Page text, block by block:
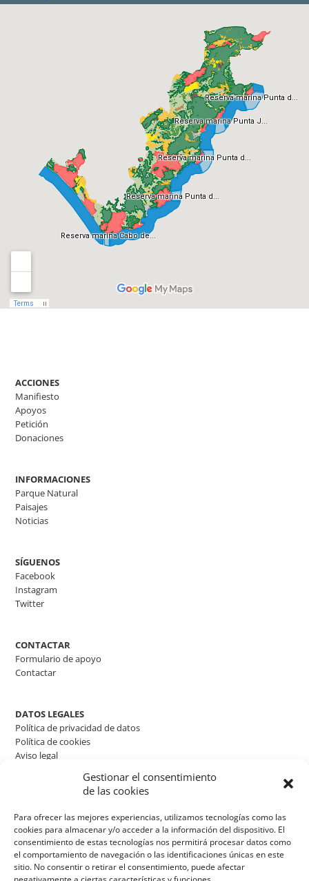
Gestionar el consentimiento
de las cookies
Para ofrecer las mejores experiencias, utilizamos tecnologías como las
cookies para almacenar y/o acceder a la información del dispositivo. El
consentimiento de estas tecnologías nos permitirá procesar datos como
el comportamiento de navegación o las identificaciones únicas en este
sitio. No consentir o retirar el consentimiento, puede afectar
ACCIONES
Manifiesto
Apoyos
Petición
Donaciones
INFORMACIONES
Parque Natural
Paisajes
Noticias
SÍGUENOS
Facebook
Instagram
Twitter
CONTACTAR
Formulario de apoyo
Contactar
DATOS LEGALES
Política de privacidad de datos
Política de cookies
Aviso legal